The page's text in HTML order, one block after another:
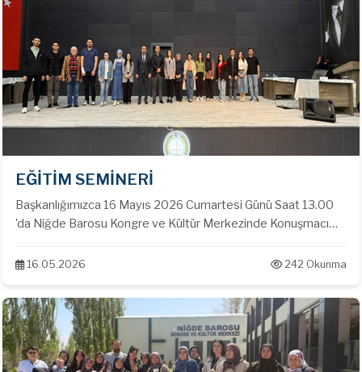
EĞİTİM SEMİNERİ
Başkanlığımızca 16 Mayıs 2026 Cumartesi Günü Saat 13.00
'da Niğde Barosu Kongre ve Kültür Merkezinde Konuşmacı
İbrahim Nihat BAYAR'ın katımları ile '' İdari Dava Türleri,
gerçekleştirilmiştir.
16.05.2026 242 Okunma